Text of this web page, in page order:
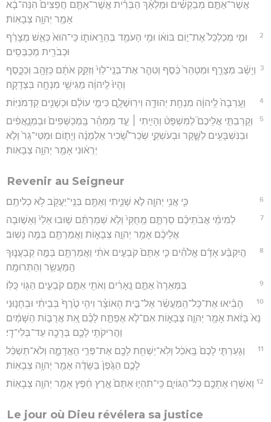
אֲשֶׁר־אַתֶּ֣ם מְבַקְשִׁ֗ים וּמַלְאַ֨ךְ הַבְּרִ֜ית אֲשֶׁר־אַתֶּ֤ם חֲפֵצִים֙ הִנֵּה־בָ֔א
אָמַ֖ר יְהוָ֥ה צְבָאֽוֹת׃
2
וּמִ֤י מְכַלְכֵּל֙ אֶת־י֣וֹם בּוֹא֔וֹ וּמִ֥י הָעֹמֵ֖ד בְּהֵרָֽאוֹת֑וֹ כִּֽי־הוּא֙ כְּאֵ֣שׁ מְצָרֵ֔ף
וּכְבֹרִ֖ית מְכַבְּסִֽים׃
3
וְיָשַׁ֨ב מְצָרֵ֤ף וּמְטַהֵר֙ כֶּ֔סֶף וְטִהַ֤ר אֶת־בְּנֵֽי־לֵוִי֙ וְזִקַּ֣ק אֹתָ֔ם כַּזָּהָ֖ב וְכַכָּ֑סֶף
וְהָיוּ֙ לַֽיהוָ֔ה מַגִּישֵׁ֥י מִנְחָ֖ה בִּצְדָקָֽה׃
4 וְעָֽרְבָה֙ לַֽיהוָ֔ה מִנְחַ֥ת יְהוּדָ֖ה וִירֽוּשָׁלִָ֑ם כִּימֵ֣י עוֹלָ֔ם וּכְשָׁנִ֖ים קַדְמֹנִיּֽוֹת׃
5
וְקָרַבְתִּ֣י אֲלֵיכֶם֮ לַמִּשְׁפָּט֒ וְהָיִ֣יתִי ׀ עֵ֣ד מְמַהֵ֗ר בַּֽמְכַשְּׁפִים֙ וּבַמְנָ֣אֲפִ֔ים
וּבַנִּשְׁבָּעִ֖ים לַשָּׁ֑קֶר וּבְעֹשְׁקֵ֣י שְׂכַר־שָׂ֠כִיר אַלְמָנָ֨ה וְיָת֤וֹם וּמַטֵּי־גֵר֙ וְלֹ֣א
יְרֵא֔וּנִי אָמַ֖ר יְהוָ֥ה צְבָאֽוֹת׃
Revenir au Seigneur
6 כִּ֛י אֲנִ֥י יְהוָ֖ה לֹ֣א שָׁנִ֑יתִי וְאַתֶּ֥ם בְּנֵֽי־יַעֲקֹ֖ב לֹ֥א כְלִיתֶֽם׃
7
לְמִימֵ֨י אֲבֹתֵיכֶ֜ם סַרְתֶּ֤ם מֵֽחֻקַּי֙ וְלֹ֣א שְׁמַרְתֶּ֔ם שׁ֤וּבוּ אֵלַי֙ וְאָשׁ֣וּבָה
אֲלֵיכֶ֔ם אָמַ֖ר יְהוָ֣ה צְבָא֑וֹת וַאֲמַרְתֶּ֖ם בַּמֶּ֥ה נָשֽׁוּב׃
8
הֲיִקְבַּ֨ע אָדָ֜ם אֱלֹהִ֗ים כִּ֤י אַתֶּם֙ קֹבְעִ֣ים אֹתִ֔י וַאֲמַרְתֶּ֖ם בַּמֶּ֣ה קְבַעֲנ֑וּךָ
הַֽמַּעֲשֵׂ֖ר וְהַתְּרוּמָֽה׃
9 בַּמְּאֵרָה֙ אַתֶּ֣ם נֵֽאָרִ֔ים וְאֹתִ֖י אַתֶּ֣ם קֹבְעִ֑ים הַגּ֖וֹי כֻּלּֽוֹ׃
10
הָבִ֨יאוּ אֶת־כָּל־הַֽמַּעֲשֵׂ֜ר אֶל־בֵּ֣ית הָאוֹצָ֗ר וִיהִ֥י טֶ֙רֶף֙ בְּבֵיתִ֔י וּבְחָנ֤וּנִי
נָא֙ בָּזֹ֔את אָמַ֖ר יְהוָ֣ה צְבָא֑וֹת אִם־לֹ֧א אֶפְתַּ֣ח לָכֶ֗ם אֵ֚ת אֲרֻבּ֣וֹת הַשָּׁמַ֔יִם
וַהֲרִיקֹתִ֥י לָכֶ֛ם בְּרָכָ֖ה עַד־בְּלִי־דָֽי׃
11
וְגָעַרְתִּ֤י לָכֶם֙ בָּֽאֹכֵ֔ל וְלֹֽא־יַשְׁחִ֥ת לָכֶ֖ם אֶת־פְּרִ֣י הָאֲדָמָ֑ה וְלֹא־תְשַׁכֵּ֨ל
לָכֶ֤ם הַגֶּ֙פֶן֙ בַּשָּׂדֶ֔ה אָמַ֖ר יְהוָ֥ה צְבָאֽוֹת׃
12 וְאִשְּׁר֥וּ אֶתְכֶ֖ם כָּל־הַגּוֹיִ֑ם כִּֽי־תִהְי֤וּ אַתֶּם֙ אֶ֣רֶץ חֵ֔פֶץ אָמַ֖ר יְהוָ֥ה צְבָאֽוֹת׃
Le jour où Dieu révélera sa justice